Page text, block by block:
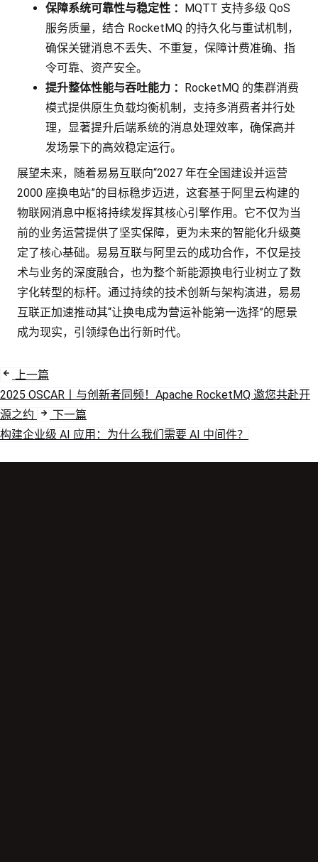
保障系统可靠性与稳定性 ： MQTT 支持多级 QoS
服务质量，结合 RocketMQ 的持久化与重试机制，
确保关键消息不丢失、不重复，保障计费准确、指
令可靠、资产安全。
提升整体性能与吞吐能力 ： RocketMQ 的集群消费
模式提供原生负载均衡机制，支持多消费者并行处
理，显著提升后端系统的消息处理效率，确保高并
发场景下的高效稳定运行。
展望未来，随着易易互联向“2027 年在全国建设并运营
2000 座换电站”的目标稳步迈进，这套基于阿里云构建的
物联网消息中枢将持续发挥其核心引擎作用。它不仅为当
前的业务运营提供了坚实保障，更为未来的智能化升级奠
定了核心基础。易易互联与阿里云的成功合作，不仅是技
术与业务的深度融合，也为整个新能源换电行业树立了数
字化转型的标杆。通过持续的技术创新与架构演进，易易
互联正加速推动其“让换电成为营运补能第一选择”的愿景
成为现实，引领绿色出行新时代。
上一篇
2025 OSCAR丨与创新者同频！Apache RocketMQ 邀您共赴开
源之约
下一篇
构建企业级 AI 应用：为什么我们需要 AI 中间件？